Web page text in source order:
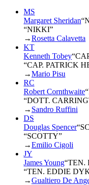
MS
Margaret Sheridan“
“NIKKI”
→Rosetta Calavetta
KT
Kenneth Tobey“
“CAP. PATRICK
→Mario Pisu
RC
Robert Cornthwaite“
“DOTT.
→ Sandro Ruffini
DS
Douglas Spencer“
“SCOTTY”
→Emilio Cigoli
JY
James Young“TEN.
“TEN. EDDIE
→Gualtiero De